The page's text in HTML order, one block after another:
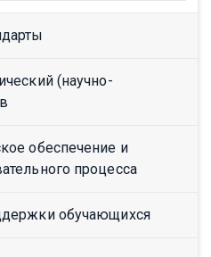
(научно-
обеспечение и
процесса
обучающихся